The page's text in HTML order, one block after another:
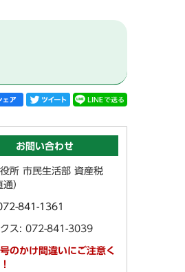
お問い合わせ
所 市民生活部 資産税
）
841-1361
クス: 072-841-3039
のかけ間違いにご注意く